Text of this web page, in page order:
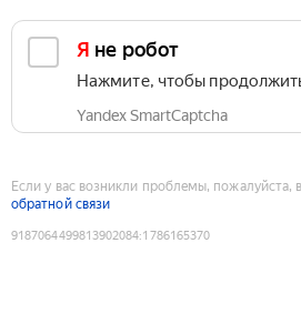
Я не робот
Нажмите, чтобы
Yandex SmartCaptcha
Если у вас возникли проблемы, пожалуйста,
обратной связи
9187064499813902084:1786165370